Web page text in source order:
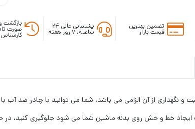
تضمین بهترین
قیمت بازار
پشتیبانی عالی ۲۴
ساعته، ۷ روز هفته
بازگشت
صورت
کارشناس
و نگهداری از آن الزامی می باشد، شما می توانید با چادر ضد
خط و خش روی بدنه ماشین شما می شود جلوگیری کنید، در